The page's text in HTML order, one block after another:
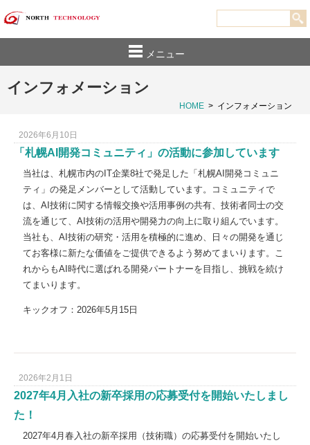
メニュー
インフォメーション
HOME > インフォメーション
2026年6月10日
「札幌AI開発コミュニティ」の活動に参加しています
当社は、札幌市内のIT企業8社で発足した「札幌AI開発コミュニ
ティ」の発足メンバーとして活動しています。コミュニティで
は、AI技術に関する情報交換や活用事例の共有、技術者同士の交
流を通じて、AI技術の活用や開発力の向上に取り組んでいます。
当社も、AI技術の研究・活用を積極的に進め、日々の開発を通じ
てお客様に新たな価値をご提供できるよう努めてまいります。こ
れからもAI時代に選ばれる開発パートナーを目指し、挑戦を続け
てまいります。
キックオフ：2026年5月15日
2026年2月1日
2027年4月入社の新卒採用の応募受付を開始いたしまし
た！
2027年4月春入社の新卒採用（技術職）の応募受付を開始いたし